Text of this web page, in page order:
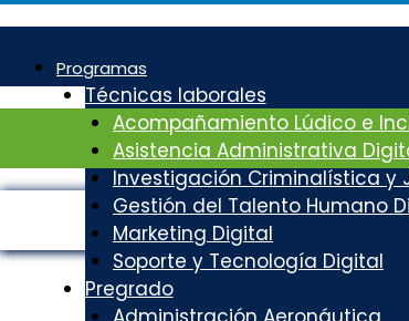
Programas
Técnicas laborales
Acompañamiento Lúdico e
Asistencia Administrativa
Investigación Criminalística y
Gestión del Talento Humano
Marketing Digital
Soporte y Tecnología Digital
Pregrado